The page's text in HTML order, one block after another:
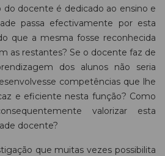
docente é dedicado ao ensino e
passa efectivamente por esta
que a mesma fosse reconhecida
as restantes? Se o docente faz de
dos alunos não seria
competências que lhe
e eficiente nesta função? Como
valorizar esta
docente?
que muitas vezes possibilita